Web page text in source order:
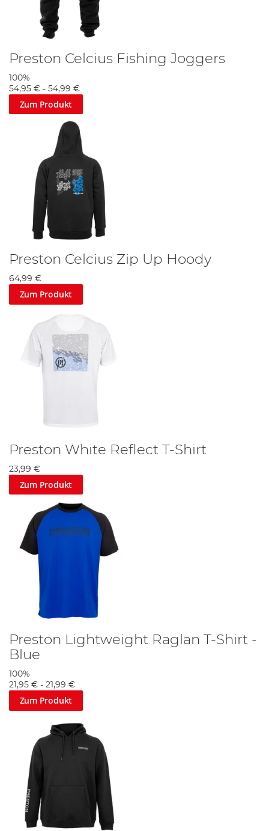
Preston Celcius Fishing Joggers
100%
54,95 € - 54,99 €
Zum Produkt
Preston Celcius Zip Up Hoody
64,99 €
Zum Produkt
Preston White Reflect T-Shirt
23,99 €
Zum Produkt
Preston Lightweight Raglan T-Shirt -
Blue
100%
21,95 € - 21,99 €
Zum Produkt